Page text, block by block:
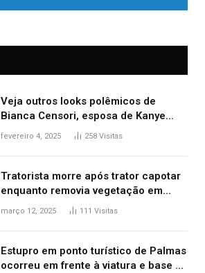
Veja outros looks polêmicos de
Bianca Censori, esposa de Kanye
West que apareceu nua no Grammy
fevereiro 4, 2025 258 Visitas
Tratorista morre após trator capotar
enquanto removia vegetação em
ribanceira de rodovia
março 12, 2025 111 Visitas
Estupro em ponto turístico de Palmas
ocorreu em frente à viatura e base de